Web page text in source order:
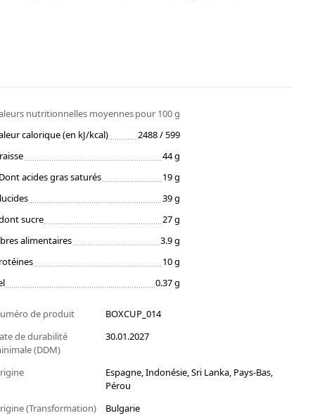
nutritionnelles moyennespour 100 g
calorique (en kJ/kcal)
2488 / 599
44 g
acides gras saturés
19 g
39 g
sucre
27 g
alimentaires
3.9 g
10 g
0.37 g
de produit
BOXCUP_014
de durabilité
(DDM)
30.01.2027
Espagne, Indonésie, Sri Lanka, Pays-Bas,
Pérou
(Transformation)
Bulgarie